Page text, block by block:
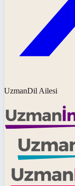
UzmanDil Ailesi